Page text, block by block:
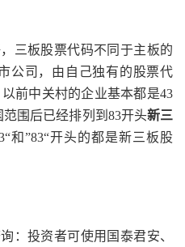
三板股票代码不同于主板的
公司，由自己独有的股票代
以前中关村的企业基本都是43
围后已经排列到83开头新三
和”83“开头的都是新三板股
：投资者可使用国泰君安、